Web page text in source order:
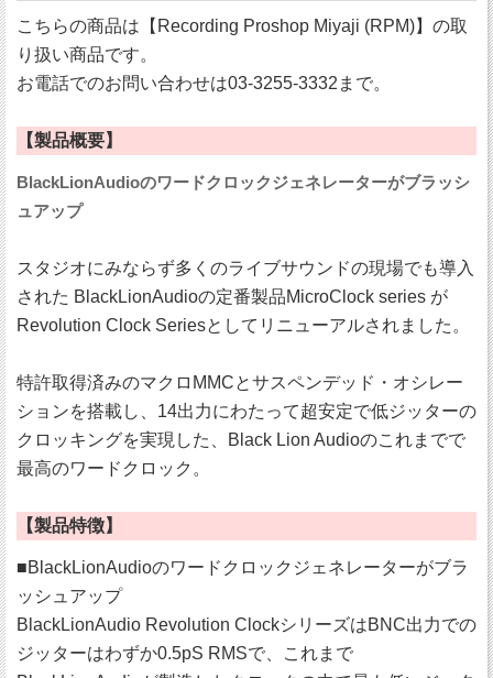
こちらの商品は【Recording Proshop Miyaji (RPM)】の取
り扱い商品です。
お電話でのお問い合わせは03-3255-3332まで。
【製品概要】
BlackLionAudioのワードクロックジェネレーターがブラッシ
ュアップ
スタジオにみならず多くのライブサウンドの現場でも導入
された BlackLionAudioの定番製品MicroClock series が
Revolution Clock Seriesとしてリニューアルされました。
特許取得済みのマクロMMCとサスペンデッド・オシレー
ションを搭載し、14出力にわたって超安定で低ジッターの
クロッキングを実現した、Black Lion Audioのこれまでで
最高のワードクロック。
【製品特徴】
■BlackLionAudioのワードクロックジェネレーターがブラ
ッシュアップ
BlackLionAudio Revolution ClockシリーズはBNC出力での
ジッターはわずか0.5pS RMSで、これまで